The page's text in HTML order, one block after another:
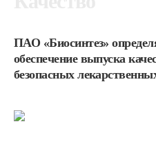
ПАО «Биосинтез»
обеспечение выпуска
безопасных